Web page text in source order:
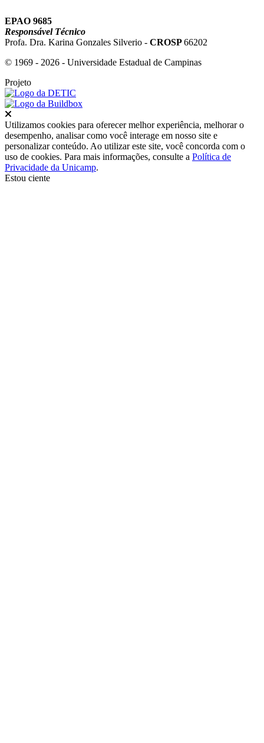
EPAO 9685
Responsável Técnico
Profa. Dra. Karina Gonzales Silverio - CROSP66202
© 1969 - 2026 - Universidade Estadual de Campinas
Projeto
Utilizamos cookies para oferecer melhor experiência, melhorar o
desempenho, analisar como você interage em nosso site e
personalizar conteúdo. Ao utilizar este site, você concorda com o
uso de cookies. Para mais informações, consulte a Política de
Privacidade da Unicamp.
Estou ciente